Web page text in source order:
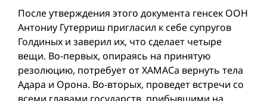
После утверждения этого документа генсек ООН
Антониу Гутерриш пригласил к себе супругов
Голдиных и заверил их, что сделает четыре
вещи. Во-первых, опираясь на принятую
резолюцию, потребует от ХАМАСа вернуть тела
Адара и Орона. Во-вторых, проведет встречи со